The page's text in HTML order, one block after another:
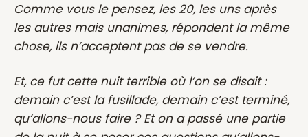
Comme vous le pensez, les 20, les uns après
les autres mais unanimes, répondent la même
chose, ils n’acceptent pas de se vendre.
Et, ce fut cette nuit terrible où l’on se disait :
demain c’est la fusillade, demain c’est terminé,
qu’allons-nous faire ? Et on a passé une partie